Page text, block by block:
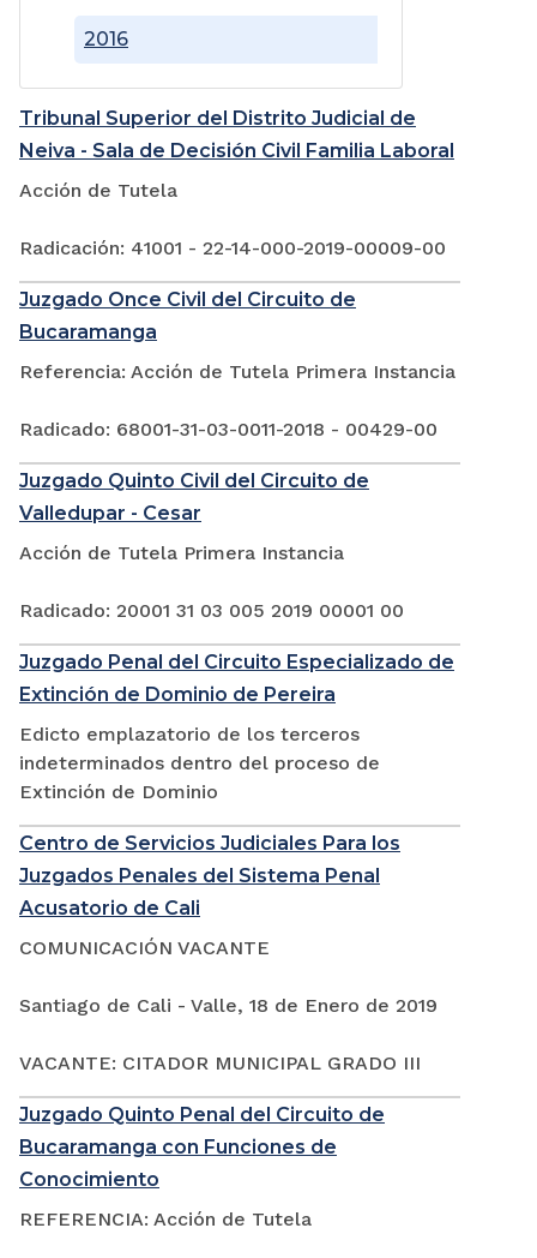
2016
Tribunal Superior del Distrito Judicial de
Neiva - Sala de Decisión Civil Familia Laboral
Acción de Tutela
Radicación: 41001 - 22-14-000-2019-00009-00
Juzgado Once Civil del Circuito de
Bucaramanga
Referencia: Acción de Tutela Primera Instancia
Radicado: 68001-31-03-0011-2018 - 00429-00
Juzgado Quinto Civil del Circuito de
Valledupar - Cesar
Acción de Tutela Primera Instancia
Radicado: 20001 31 03 005 2019 00001 00
Juzgado Penal del Circuito Especializado de
Extinción de Dominio de Pereira
Edicto emplazatorio de los terceros
indeterminados dentro del proceso de
Extinción de Dominio
Centro de Servicios Judiciales Para los
Juzgados Penales del Sistema Penal
Acusatorio de Cali
COMUNICACIÓN VACANTE
Santiago de Cali - Valle, 18 de Enero de 2019
VACANTE: CITADOR MUNICIPAL GRADO III
Juzgado Quinto Penal del Circuito de
Bucaramanga con Funciones de
Conocimiento
REFERENCIA: Acción de Tutela